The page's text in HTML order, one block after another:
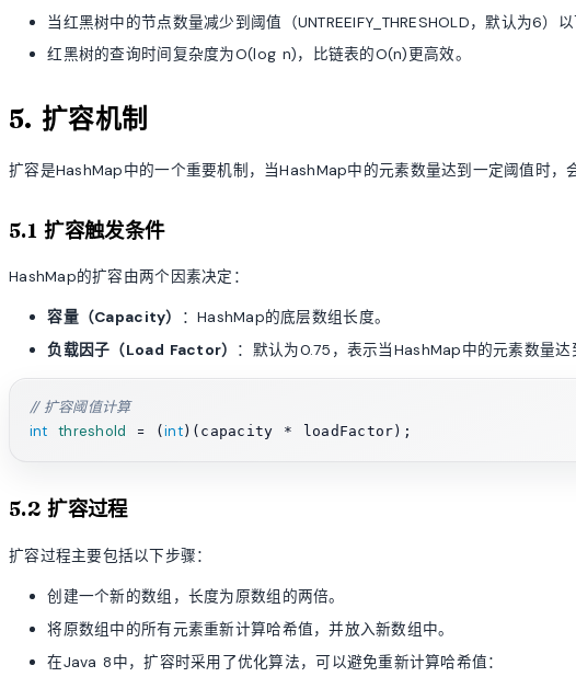
当红黑树中的节点数量减少到阈值（UNTREEIFY_THRESHOLD，默认为6）
红黑树的查询时间复杂度为O(log n)，比链表的O(n)更高效。
5. 扩容机制
扩容是HashMap中的一个重要机制，当HashMap中的元素数量达到一定阈值时，
5.1 扩容触发条件
HashMap的扩容由两个因素决定：
容量（Capacity）
：HashMap的底层数组长度。
负载因子（Load Factor） ：默认为0.75，表示当HashMap中的元素数量达
// 扩容阈值计算
int threshold = (int
5.2 扩容过程
扩容过程主要包括以下步骤：
创建一个新的数组，长度为原数组的两倍。
将原数组中的所有元素重新计算哈希值，并放入新数组中。
在Java 8中，扩容时采用了优化算法，可以避免重新计算哈希值：